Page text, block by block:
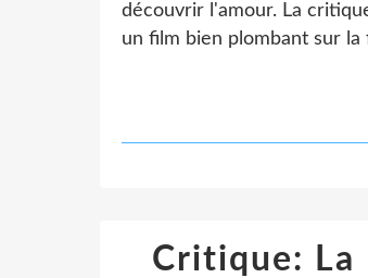
découvrir l'amour. La
un film bien plombant sur
Critique: La